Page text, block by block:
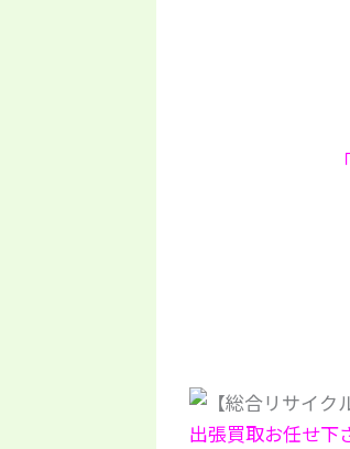
出張買取お任せ下